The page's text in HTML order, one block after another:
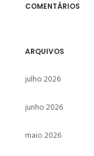
COMENTÁRIOS
ARQUIVOS
julho 2026
junho 2026
maio 2026